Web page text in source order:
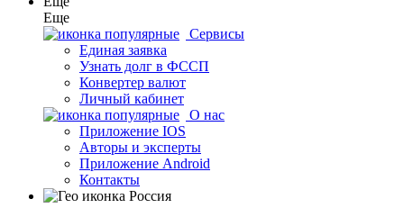
Еще
Сервисы
Единая заявка
Узнать долг в ФССП
Конвертер валют
Личный кабинет
О нас
Приложение IOS
Авторы и эксперты
Приложение Android
Контакты
Россия